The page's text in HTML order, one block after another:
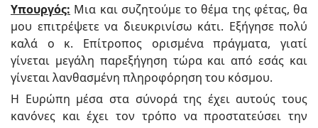
Υπουργός: Μια και συζητούμε το θέμα της φέτας, θα
μου επιτρέψετε να διευκρινίσω κάτι. Εξήγησε πολύ
καλά ο κ. Επίτροπος ορισμένα πράγματα, γιατί
γίνεται μεγάλη παρεξήγηση τώρα και από εσάς και
γίνεται λανθασμένη πληροφόρηση του κόσμου.
Η Ευρώπη μέσα στα σύνορά της έχει αυτούς τους
κανόνες και έχει τον τρόπο να προστατεύσει την